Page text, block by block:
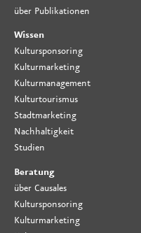
über Publikationen
Wissen
Kultursponsoring
Kulturmarketing
Kulturmanagement
Kulturtourismus
Stadtmarketing
Nachhaltigkeit
Studien
Beratung
über Causales
Kultursponsoring
Kulturmarketing